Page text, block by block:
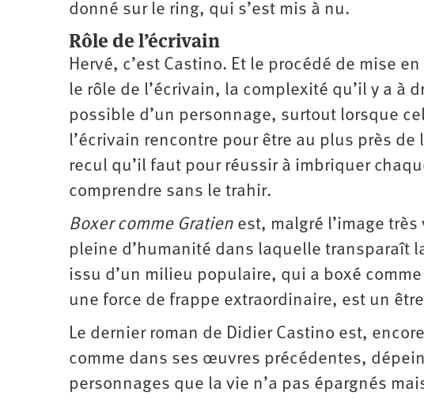
donné sur le ring, qui s’est mis à nu.
Rôle de l’écrivain
Hervé, c’est Castino. Et le procédé de mise
le rôle de l’écrivain, la complexité qu’il y a à
possible d’un personnage, surtout lorsque
l’écrivain rencontre pour être au plus près
recul qu’il faut pour réussir à imbriquer
comprendre sans le trahir.
Boxer comme Gratien est, malgré l’image
pleine d’humanité dans laquelle transparaît
issu d’un milieu populaire, qui a boxé
une force de frappe extraordinaire, est un
Le dernier roman de Didier Castino est,
comme dans ses œuvres précédentes,
personnages que la vie n’a pas épargnés